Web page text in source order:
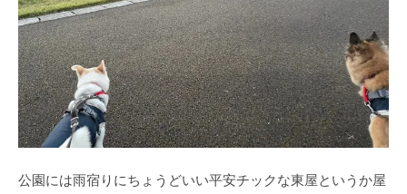
公園には雨宿りにちょうどいい平安チックな東屋というか屋